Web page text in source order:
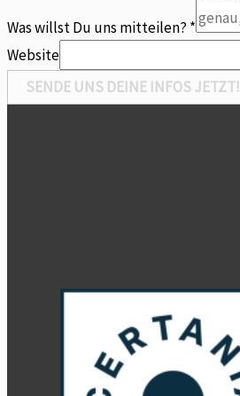
Was willst Du uns mitteilen? *
Website
SENDE UNS DEINE INFOS JETZT!